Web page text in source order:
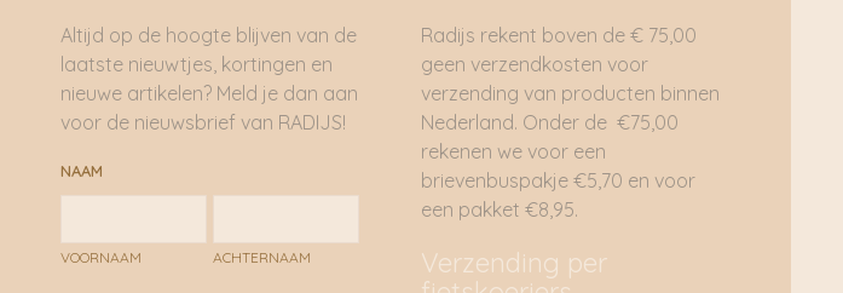
Altijd op de hoogte blijven van de
laatste nieuwtjes, kortingen en
nieuwe artikelen? Meld je dan aan
voor de nieuwsbrief van RADIJS!
NAAM
VOORNAAM ACHTERNAAM
Radijs rekent boven de € 75,00
geen verzendkosten voor
verzending van producten binnen
Nederland. Onder de €75,00
rekenen we voor een
brievenbuspakje €5,70 en voor
een pakket €8,95.
Verzending per